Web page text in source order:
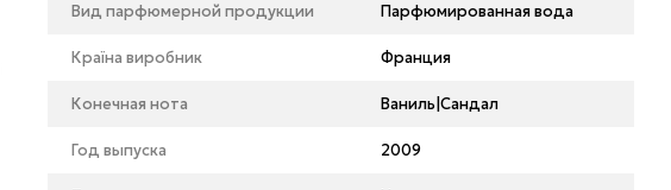
Вид парфюмерной продукции Парфюмированная вода
Країна виробник Франция
Конечная нота Ваниль|Сандал
Год выпуска 2009